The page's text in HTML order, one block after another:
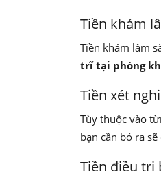
Tiền khám
Tiền khám lâm
trĩ tại phòng
Tiền xét
Tùy thuộc vào
bạn cần bỏ ra sẽ
Tiền điều trị